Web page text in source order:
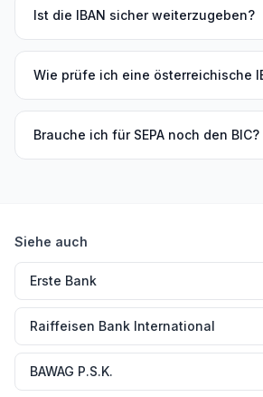
Ist die IBAN sicher weiterzugeben?
Wie prüfe ich eine österreichische
Brauche ich für SEPA noch den BIC?
Siehe auch
Erste Bank
Raiffeisen Bank International
BAWAG P.S.K.